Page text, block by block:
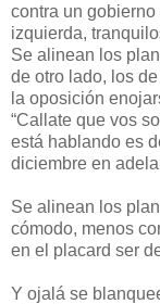
contra un
izquierda,
Se alinean los
de otro lado, los
la oposición
“Callate que vos
está hablando es
diciembre en
Se alinean los
cómodo, menos
en el placard ser
Y ojalá se